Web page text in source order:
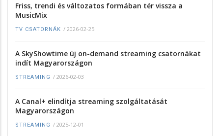
Friss, trendi és változatos formában tér vissza a
MusicMix
TV CSATORNÁK / 2026-02-25
A SkyShowtime új on-demand streaming csatornákat
indít Magyarországon
STREAMING / 2026-02-03
A Canal+ elindítja streaming szolgáltatását
Magyarországon
STREAMING / 2025-12-01